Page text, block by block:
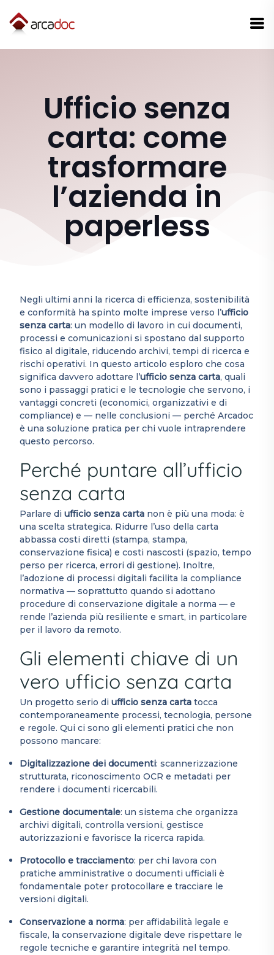
Ufficio senza
carta: come
trasformare
l’azienda in
paperless
Negli ultimi anni la ricerca di efficienza, sostenibilità
e conformità ha spinto molte imprese verso l’ufficio
senza carta: un modello di lavoro in cui documenti,
processi e comunicazioni si spostano dal supporto
fisico al digitale, riducendo archivi, tempi di ricerca e
rischi operativi. In questo articolo esploro che cosa
significa davvero adottare l’ufficio senza carta, quali
sono i passaggi pratici e le tecnologie che servono, i
vantaggi concreti (economici, organizzativi e di
compliance) e — nelle conclusioni — perché Arcadoc
è una soluzione pratica per chi vuole intraprendere
questo percorso.
Perché puntare all’ufficio
senza carta
Parlare diufficio senza carta non è più una moda: è
una scelta strategica. Ridurre l’uso della carta
abbassa costi diretti (stampa, stampa,
conservazione fisica) e costi nascosti (spazio, tempo
perso per ricerca, errori di gestione). Inoltre,
l’adozione di processi digitali facilita la compliance
normativa — soprattutto quando si adottano
procedure di conservazione digitale a norma — e
rende l’azienda più resiliente e smart, in particolare
per il lavoro da remoto.
Gli elementi chiave di un
vero ufficio senza carta
Un progetto serio diufficio senza carta tocca
contemporaneamente processi, tecnologia, persone
e regole. Qui ci sono gli elementi pratici che non
possono mancare:
Digitalizzazione dei documenti: scannerizzazione
strutturata, riconoscimento OCR e metadati per
rendere i documenti ricercabili.
Gestione documentale: un sistema che organizza
archivi digitali, controlla versioni, gestisce
autorizzazioni e favorisce la ricerca rapida.
Protocollo e tracciamento: per chi lavora con
pratiche amministrative o documenti ufficiali è
fondamentale poter protocollare e tracciare le
versioni digitali.
Conservazione a norma: per affidabilità legale e
fiscale, la conservazione digitale deve rispettare le
regole tecniche e garantire integrità nel tempo.